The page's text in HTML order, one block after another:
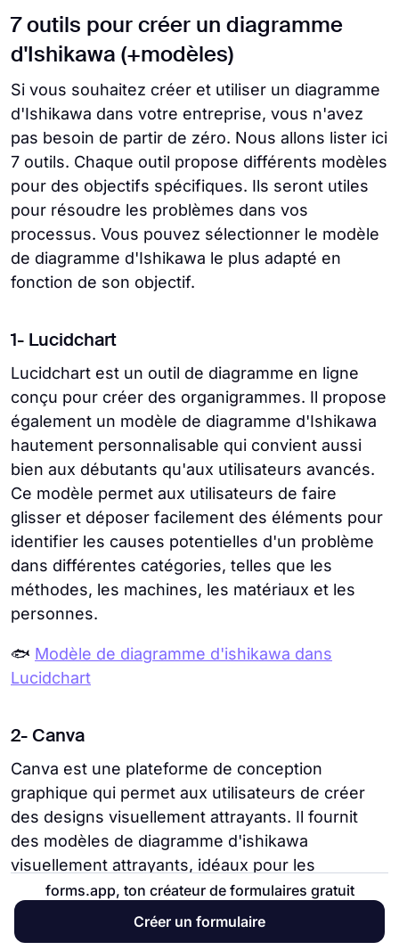
7 outils pour créer un diagramme
d'Ishikawa (+modèles)
Si vous souhaitez créer et utiliser un diagramme
d'Ishikawa dans votre entreprise, vous n'avez
pas besoin de partir de zéro. Nous allons lister ici
7 outils. Chaque outil propose différents modèles
pour des objectifs spécifiques. Ils seront utiles
pour résoudre les problèmes dans vos
processus. Vous pouvez sélectionner le modèle
de diagramme d'Ishikawa le plus adapté en
fonction de son objectif.
1- Lucidchart
Lucidchart est un outil de diagramme en ligne
conçu pour créer des organigrammes. Il propose
également un modèle de diagramme d'Ishikawa
hautement personnalisable qui convient aussi
bien aux débutants qu'aux utilisateurs avancés.
Ce modèle permet aux utilisateurs de faire
glisser et déposer facilement des éléments pour
identifier les causes potentielles d'un problème
dans différentes catégories, telles que les
méthodes, les machines, les matériaux et les
personnes.
🐟 Modèle de diagramme d'ishikawa dans
Lucidchart
2- Canva
Canva est une plateforme de conception
graphique qui permet aux utilisateurs de créer
des designs visuellement attrayants. Il fournit
des modèles de diagramme d'ishikawa
visuellement attrayants, idéaux pour les
utilisateurs axés sur la conception. Avec les
modèles ici, vous pouvez facilement modifier les
couleurs, les polices et la mise en page pour
forms.app, ton créateur de formulaires gratuit
Créer un formulaire